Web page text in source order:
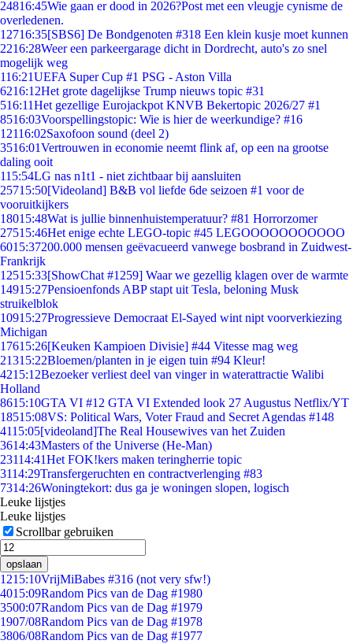
24816:45Wie gaan er dood in 2026?Post met een vleugje cynisme de
overledenen.
12716:35[SBS6] De Bondgenoten #318 Een klein kusje moet kunnen
2216:28Weer een parkeergarage dicht in Dordrecht, auto's zo snel
mogelijk weg
116:21UEFA Super Cup #1 PSG - Aston Villa
6216:12Het grote dagelijkse Trump nieuws topic #31
516:11Het gezellige Eurojackpot KNVB Bekertopic 2026/27 #1
8516:03Voorspellingstopic: Wie is hier de weerkundige? #16
12116:02Saxofoon sound (deel 2)
3516:01Vertrouwen in economie neemt flink af, op een na grootse
daling ooit
115:54LG nas n1t1 - niet zichtbaar bij aansluiten
25715:50[Videoland] B&B vol liefde 6de seizoen #1 voor de
vooruitkijkers
18015:48Wat is jullie binnenhuistemperatuur? #81 Horrorzomer
27515:46Het enige echte LEGO-topic #45 LEGOOOOOOOOOOO
6015:37200.000 mensen geëvacueerd vanwege bosbrand in Zuidwest-
Frankrijk
12515:33[ShowChat #1259] Waar we gezellig klagen over de warmte
14915:27Pensioenfonds ABP stapt uit Tesla, beloning Musk
struikelblok
10915:27Progressieve Democraat El-Sayed wint nipt voorverkiezing
Michigan
17615:26[Keuken Kampioen Divisie] #44 Vitesse mag weg
21315:22Bloemen/planten in je eigen tuin #94 Kleur!
4215:12Bezoeker verliest deel van vinger in waterattractie Walibi
Holland
8615:10GTA VI #12 GTA VI Extended look 27 Augustus Netflix/YT
18515:08VS: Political Wars, Voter Fraud and Secret Agendas #148
4115:05[videoland]The Real Housewives van het Zuiden
3614:43Masters of the Universe (He-Man)
23114:41Het FOK!kers maken teringherrie topic
3114:29Transfergeruchten en contractverlenging #83
7314:26Woningtekort: dus ga je woningen slopen, logisch
Leuke lijstjes
Leuke lijstjes
Scrollbar gebruiken
opslaan
1215:10VrijMiBabes #316 (not very sfw!)
4015:09Random Pics van de Dag #1980
3500:07Random Pics van de Dag #1979
1907/08Random Pics van de Dag #1978
3806/08Random Pics van de Dag #1977